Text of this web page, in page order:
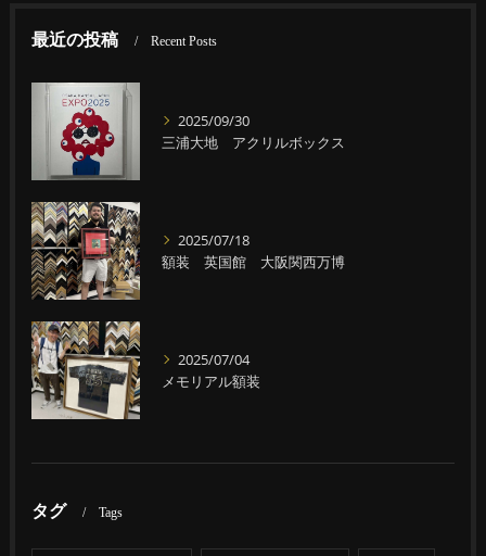
最近の投稿 Recent Posts
2025/09/30
三浦大地 アクリルボックス
2025/07/18
額装 英国館 大阪関西万博
2025/07/04
メモリアル額装
タグ Tags